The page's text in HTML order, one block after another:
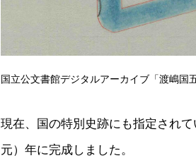
国立公文書館デジタルアーカイブ「渡嶋国
現在、国の特別史跡にも指定され
元）年に完成しました。